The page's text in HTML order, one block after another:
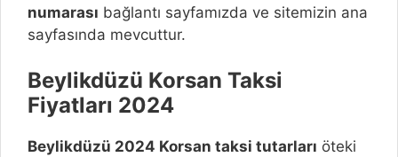
numarası bağlantı sayfamızda ve sitemizin ana
sayfasında mevcuttur.
Beylikdüzü Korsan Taksi
Fiyatları 2024
Beylikdüzü 2024 Korsan taksi tutarları öteki